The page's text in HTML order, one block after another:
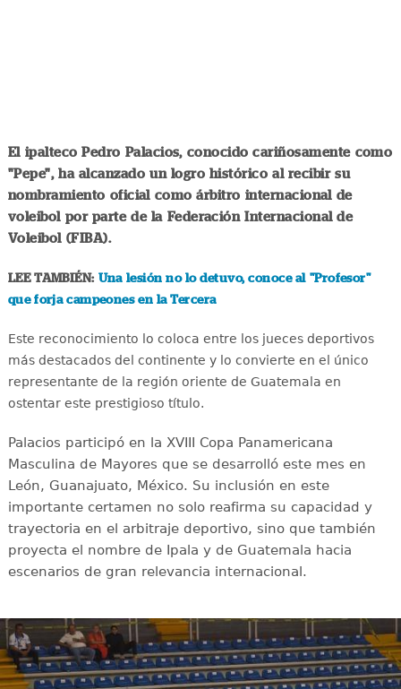
El ipalteco Pedro Palacios, conocido cariñosamente como
"Pepe", ha alcanzado un logro histórico al recibir su
nombramiento oficial como árbitro internacional de
voleibol por parte de la Federación Internacional de
Voleibol (FIBA).
LEE TAMBIÉN: Una lesión no lo detuvo, conoce al "Profesor"
que forja campeones en la Tercera
Este reconocimiento lo coloca entre los jueces deportivos
más destacados del continente y lo convierte en el único
representante de la región oriente de Guatemala en
ostentar este prestigioso título.
Palacios participó en la XVIII Copa Panamericana
Masculina de Mayores que se desarrolló este mes en
León, Guanajuato, México. Su inclusión en este
importante certamen no solo reafirma su capacidad y
trayectoria en el arbitraje deportivo, sino que también
proyecta el nombre de Ipala y de Guatemala hacia
escenarios de gran relevancia internacional.